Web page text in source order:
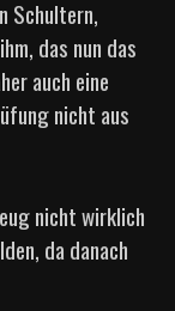
Schultern,
das nun das
auch eine
nicht aus
nicht wirklich
da danach